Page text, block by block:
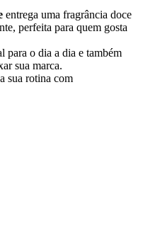
entrega uma fragrância doce
perfeita para quem gosta
para o dia a dia e também
sua marca.
sua rotina com